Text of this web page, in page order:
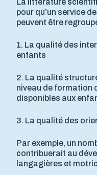
pour qu’un service
peuvent être
1. La qualité des
enfants
2. La qualité
niveau de formation
disponibles aux
3. La qualité des
Par exemple, un
contribuerait au
langagières et